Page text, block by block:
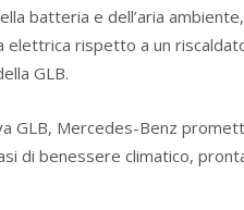
batteria e dell’aria
elettrica rispetto a un
GLB.
GLB, Mercedes-Benz
di benessere climatico,